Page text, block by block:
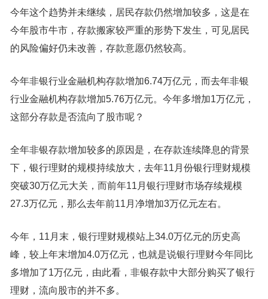
今年这个趋势并未继续，居民存款仍然增加较多，这是在
今年股市牛市，存款搬家较严重的形势下发生，可见居民
的风险偏好仍未改善，存款意愿仍然较高。
今年非银行业金融机构存款增加6.74万亿元，而去年非银
行业金融机构存款增加5.76万亿元。今年多增加1万亿元，
这部分存款是否流向了股市呢？
全年非银存款增加较多的原因是，在存款连续降息的背景
下，银行理财的规模持续放大，去年11月份银行理财规模
突破30万亿元大关，而前年11月银行理财市场存续规模
27.3万亿元，那么去年前11月净增加3万亿元左右。
今年，11月末，银行理财规模站上34.0万亿元的历史高
峰，较上年末增加4.0万亿元，也就是说银行理财今年同比
多增加了1万亿元，由此看，非银存款中大部分购买了银行
理财，流向股市的并不多。